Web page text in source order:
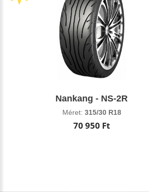
Nankang - NS-2R
Méret: 315/30 R18
70 950 Ft